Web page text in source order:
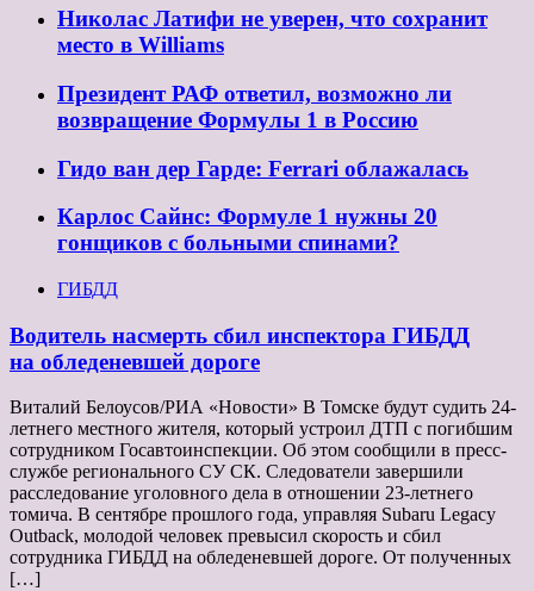
Николас Латифи не уверен, что сохранит
место в Williams
Президент РАФ ответил, возможно ли
возвращение Формулы 1 в Россию
Гидо ван дер Гарде: Ferrari облажалась
Карлос Сайнс: Формуле 1 нужны 20
гонщиков с больными спинами?
ГИБДД
Водитель насмерть сбил инспектора ГИБДД
на обледеневшей дороге
Виталий Белоусов/РИА «Новости» В Томске будут судить 24-
летнего местного жителя, который устроил ДТП с погибшим
сотрудником Госавтоинспекции. Об этом сообщили в пресс-
службе регионального СУ СК. Следователи завершили
расследование уголовного дела в отношении 23-летнего
томича. В сентябре прошлого года, управляя Subaru Legacy
Outback, молодой человек превысил скорость и сбил
сотрудника ГИБДД на обледеневшей дороге. От полученных
[…]